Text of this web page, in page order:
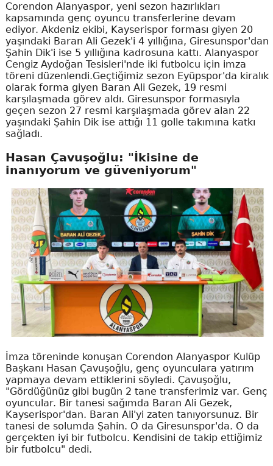
Corendon Alanyaspor, yeni sezon hazırlıkları
kapsamında genç oyuncu transferlerine devam
ediyor. Akdeniz ekibi, Kayserispor forması giyen 20
yaşındaki Baran Ali Gezek'i 4 yıllığına, Giresunspor'dan
Şahin Dik'i ise 5 yıllığına kadrosuna kattı. Alanyaspor
Cengiz Aydoğan Tesisleri'nde iki futbolcu için imza
töreni düzenlendi.Geçtiğimiz sezon Eyüpspor'da kiralık
olarak forma giyen Baran Ali Gezek, 19 resmi
karşılaşmada görev aldı. Giresunspor formasıyla
geçen sezon 27 resmi karşılaşmada görev alan 22
yaşındaki Şahin Dik ise attığı 11 golle takımına katkı
sağladı.
Hasan Çavuşoğlu: "İkisine de
inanıyorum ve güveniyorum"
İmza töreninde konuşan Corendon Alanyaspor Kulüp
Başkanı Hasan Çavuşoğlu, genç oyunculara yatırım
yapmaya devam ettiklerini söyledi. Çavuşoğlu,
"Gördüğünüz gibi bugün 2 tane transferimiz var. Genç
oyuncular. Bir tanesi sağımda Baran Ali Gezek,
Kayserispor'dan. Baran Ali'yi zaten tanıyorsunuz. Bir
tanesi de solumda Şahin. O da Giresunspor'da. O da
gerçekten iyi bir futbolcu. Kendisini de takip ettiğimiz
bir futbolcu" dedi.